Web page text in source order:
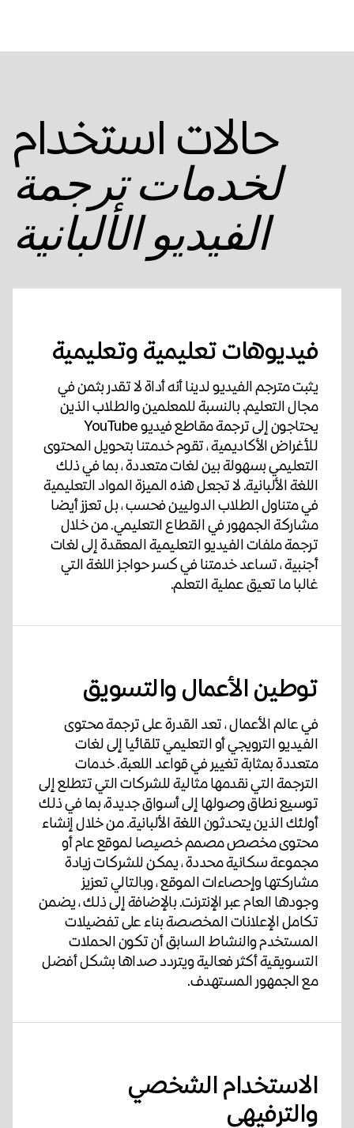
حالات استخدام
لخدمات ترجمة
الفيديو الألبانية
فيديوهات تعليمية وتعليمية
يثبت مترجم الفيديو لدينا أنه أداة لا تقدر بثمن في
مجال التعليم. بالنسبة للمعلمين والطلاب الذين
يحتاجون إلى ترجمة مقاطع فيديو YouTube
للأغراض الأكاديمية ، تقوم خدمتنا بتحويل المحتوى
التعليمي بسهولة بين لغات متعددة ، بما في ذلك
اللغة الألبانية. لا تجعل هذه الميزة المواد التعليمية
في متناول الطلاب الدوليين فحسب ، بل تعزز أيضا
مشاركة الجمهور في القطاع التعليمي. من خلال
ترجمة ملفات الفيديو التعليمية المعقدة إلى لغات
أجنبية ، تساعد خدمتنا في كسر حواجز اللغة التي
غالبا ما تعيق عملية التعلم.
توطين الأعمال والتسويق
في عالم الأعمال ، تعد القدرة على ترجمة محتوى
الفيديو الترويجي أو التعليمي تلقائيا إلى لغات
متعددة بمثابة تغيير في قواعد اللعبة. خدمات
الترجمة التي نقدمها مثالية للشركات التي تتطلع إلى
توسيع نطاق وصولها إلى أسواق جديدة، بما في ذلك
أولئك الذين يتحدثون اللغة الألبانية. من خلال إنشاء
محتوى مخصص مصمم خصيصا لموقع عام أو
مجموعة سكانية محددة ، يمكن للشركات زيادة
مشاركتها وإحصاءات الموقع ، وبالتالي تعزيز
وجودها العام عبر الإنترنت. بالإضافة إلى ذلك ، يضمن
تكامل الإعلانات المخصصة بناء على تفضيلات
المستخدم والنشاط السابق أن تكون الحملات
التسويقية أكثر فعالية ويتردد صداها بشكل أفضل
مع الجمهور المستهدف.
الاستخدام الشخصي
والترفيهي